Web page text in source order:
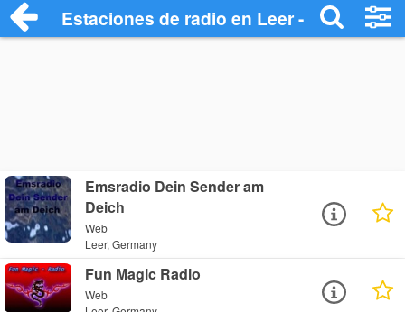
Estaciones de radio en Leer - Escuchar
Emsradio Dein Sender am
Deich
Web
Leer, Germany
Fun Magic Radio
Web